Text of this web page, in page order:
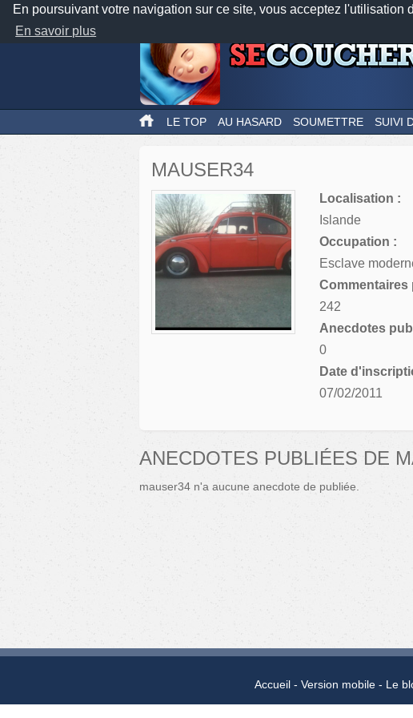
En poursuivant votre navigation sur ce site, vous acceptez
En savoir plus
LE TOP AU HASARD SOUMETTRE SUIVI
MAUSER34
Localisation :
Islande
Occupation :
Esclave
Commentaires
242
Anecdotes
0
Date
07/02/2011
ANECDOTES PUBLIÉES DE
mauser34 n'a aucune anecdote de publiée.
Accueil Version mobile Le